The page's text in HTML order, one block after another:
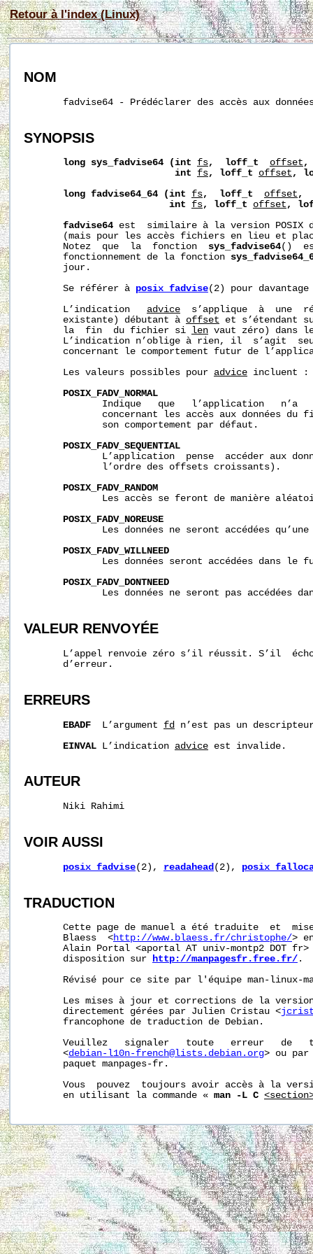
Retour à l'index (Linux)
NOM
fadvise64 - Prédéclarer des accès aux
SYNOPSIS
long sys_fadvise64 (int fs,  loff_t offset ,
                           int
fs, loff_t offset ,
long fadvise64_64 (int
fs,  loff_t offset ,
                          int
fs, loff_t offset ,
fadvise64 est  similaire à la version POSIX
(mais pour les accès fichiers en lieu et
       Notez  que  la  fonction
sys_fadvise64()
       fonctionnement de la fonction
       jour.
       Se référer à
posix_fadvise(2) pour
       L’indication
advice
s’applique  à  une
       existante) débutant à
offset et s’étendant
       la  fin  du fichier si
len vaut zéro) dans
L’indication n’oblige à rien, il  s’agit
concernant le comportement futur de
       Les valeurs possibles pour
advice incluent :
POSIX_FADV_NORMAL
Indique   que   l’application   n’a
concernant les accès aux données du
              son comportement par défaut.
POSIX_FADV_SEQUENTIAL
L’application  pense  accéder aux
              l’ordre des offsets croissants).
POSIX_FADV_RANDOM
Les accès se feront de manière
POSIX_FADV_NOREUSE
Les données ne seront accédées qu’une
POSIX_FADV_WILLNEED
Les données seront accédées dans le
POSIX_FADV_DONTNEED
Les données ne seront pas accédées
VALEUR RENVOYÉE
L’appel renvoie zéro s’il réussit. S’il
       d’erreur.
ERREURS
EBADF
  L’argument
fd
n’est pas un
EINVAL L’indication advice est invalide.
AUTEUR
       Niki Rahimi
VOIR AUSSI
posix_fadvise(2), readahead (2),
TRADUCTION
Cette page de manuel a été traduite  et
       Blaess  <
http://www.blaess.fr/christophe/>
Alain Portal <aportal AT univ-montp2 DOT
       disposition sur
http://manpagesfr.free.fr/ .
Révisé pour ce site par l'équipe man-linux-
Les mises à jour et corrections de la
       directement gérées par Julien Cristau <
       francophone de traduction de Debian.
Veuillez   signaler   toute   erreur   de
       <
debian-l10n-french@lists.debian.org> ou par
       paquet manpages-fr.
Vous  pouvez  toujours avoir accès à la
       en utilisant la commande «
man -L C